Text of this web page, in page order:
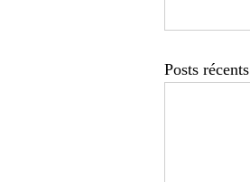
Posts récents